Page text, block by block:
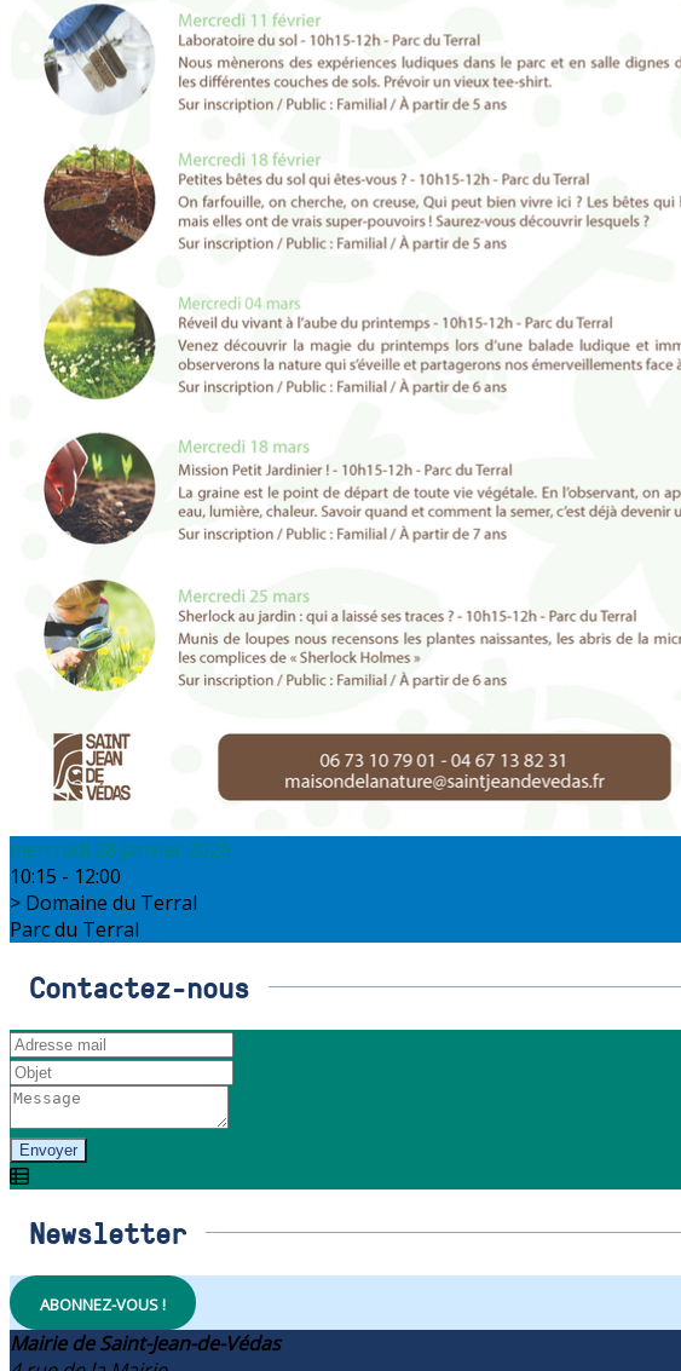
mercredi 28 janvier 2026
10:15 - 12:00
Domaine du Terral
Parc du Terral
Contactez-nous
Envoyer
Newsletter
ABONNEZ-VOUS !
Mairie de Saint-Jean-de-Védas